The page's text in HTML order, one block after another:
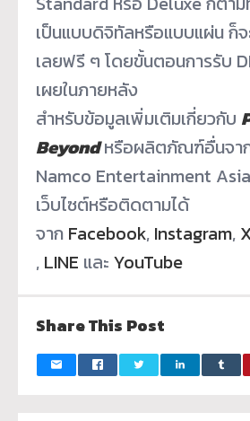
เป็นแบบดิจิทัลหรือแบบแผ่น ก็จ
เลยฟรี ๆ โดยขั้นตอนการรับ
เผยในภายหลัง
สำหรับข้อมูลเพิ่มเติมเกี่ยวกับ
Beyondหรือผลิตภัณฑ์อื่นจา
Namco Entertainment
เว็บไซต์หรือติดตามได้
จาก Facebook, Instagram,
, LINE และ YouTube
Share This Post